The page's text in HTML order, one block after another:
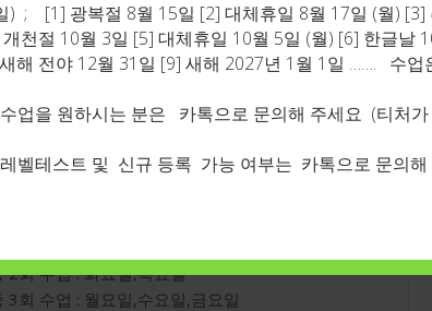
간할인타임-25분-주중1회-총4회(1개
2회 수업 : 화요일,목요일
3회 수업 : 월요일,수요일,금요일
) ; [1] 광복절 8월 15일 [2] 대체휴일 8월 17일 (월) [3]
천절 10월 3일 [5] 대체휴일 10월 5일 (월) [6] 한글날
해 전야 12월 31일 [9] 새해 2027년 1월 1일 ……. 수업
업을 원하시는 분은 카톡으로 문의해 주세요 (티처가
벨테스트 및 신규 등록 가능 여부는 카톡으로 문의해